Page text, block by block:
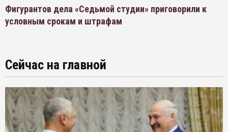
Фигурантов дела «Седьмой студии» приговорили к
условным срокам и штрафам
Сейчас на главной